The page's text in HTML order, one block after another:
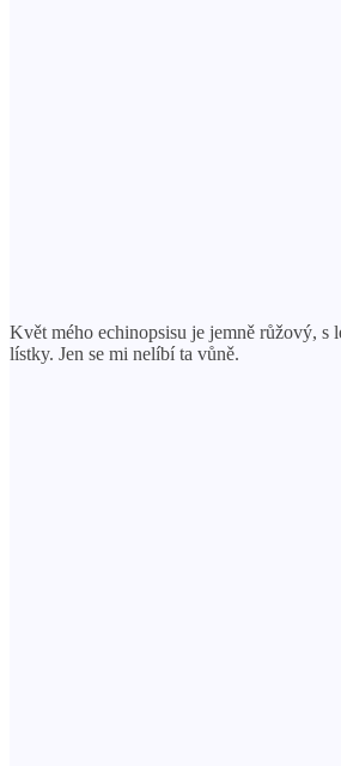
Květ mého echinopsisu je jemně růžový, s
lístky. Jen se mi nelíbí ta vůně.